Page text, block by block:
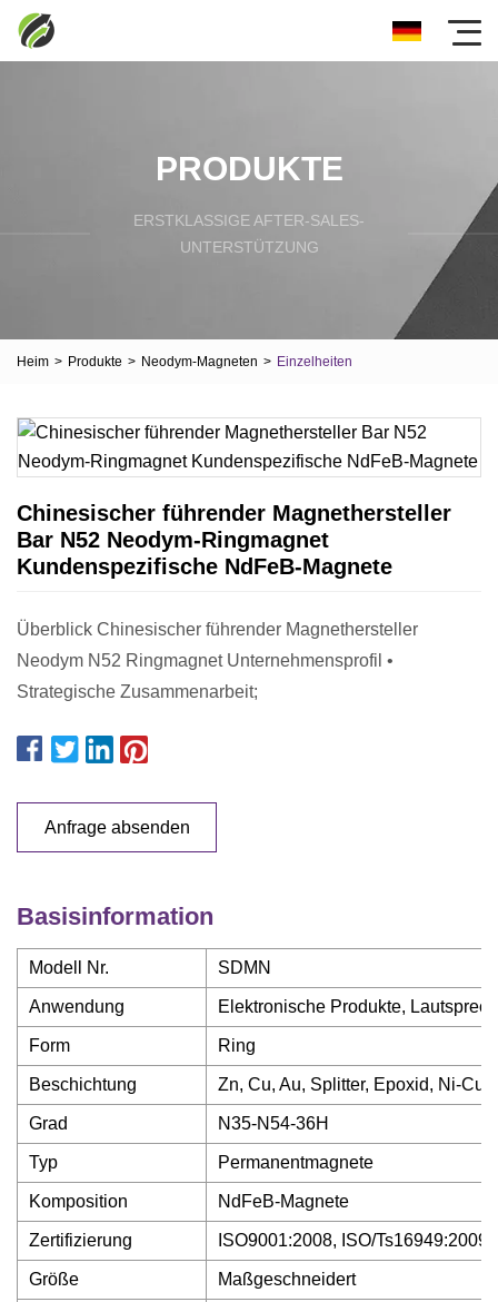
PRODUKTE
ERSTKLASSIGE AFTER-SALES-
UNTERSTÜTZUNG
Heim > Produkte > Neodym-Magneten > Einzelheiten
Chinesischer führender Magnethersteller
Bar N52 Neodym-Ringmagnet
Kundenspezifische NdFeB-Magnete
Überblick Chinesischer führender Magnethersteller
Neodym N52 Ringmagnet Unternehmensprofil •
Strategische Zusammenarbeit;
Anfrage absenden
Basisinformation
Modell Nr. SDMN
Anwendung Elektronische Produkte,
Form Ring
Beschichtung Zn, Cu, Au, Splitter, Epoxid, Ni-Cu-
Grad N35-N54-36H
Typ Permanentmagnete
Komposition NdFeB-Magnete
Zertifizierung ISO9001:2008, ISO/
Größe Maßgeschneidert